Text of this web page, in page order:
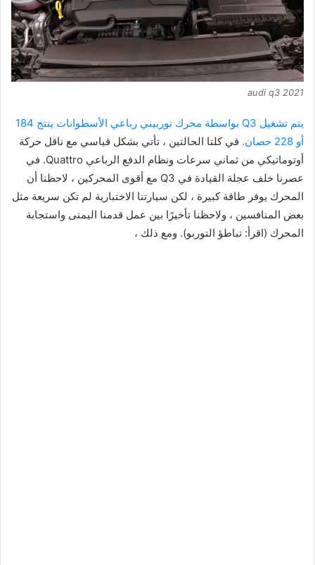
audi q3 2021
يتم تشغيل Q3 بواسطة محرك توربيني رباعي الأسطوانات ينتج 184
أو 228 حصان.
في كلتا الحالتين ، تأتي بشكل قياسي مع ناقل حركة
أوتوماتيكي من ثماني سرعات ونظام الدفع الرباعي Quattro. في
عصرنا خلف عجلة القيادة في Q3 مع أقوى المحركين ، لاحظنا أن
المحرك يوفر طاقة كبيرة ، لكن سيارتنا الاختبارية لم تكن سريعة مثل
بعض المنافسين ، ولاحظنا تأخيرًا بين عمل قدمنا ​​اليمنى واستجابة
المحرك (اقرأ: تباطؤ التوربو). ومع ذلك ،